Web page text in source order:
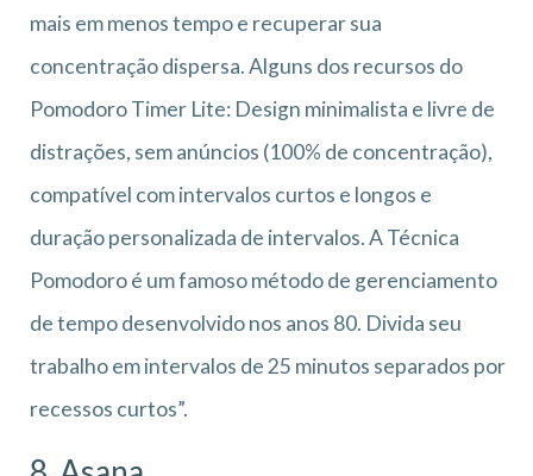
mais em menos tempo e recuperar sua
concentração dispersa. Alguns dos recursos do
Pomodoro Timer Lite: Design minimalista e livre de
distrações, sem anúncios (100% de concentração),
compatível com intervalos curtos e longos e
duração personalizada de intervalos. A Técnica
Pomodoro é um famoso método de gerenciamento
de tempo desenvolvido nos anos 80. Divida seu
trabalho em intervalos de 25 minutos separados por
recessos curtos”.